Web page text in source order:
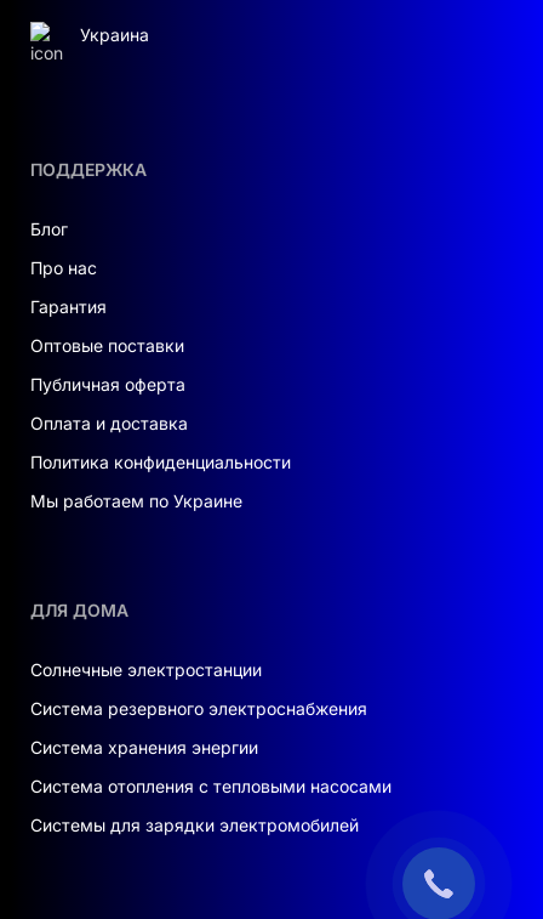
ПОДДЕРЖКА
Блог
Про нас
Гарантия
Оптовые поставки
Публичная оферта
Оплата и доставка
Политика конфиденциальности
Мы работаем по Украине
ДЛЯ ДОМА
Солнечные электростанции
Система резервного электроснабжения
Система хранения энергии
Система отопления с тепловыми насосами
Системы для зарядки электромобилей
Украина